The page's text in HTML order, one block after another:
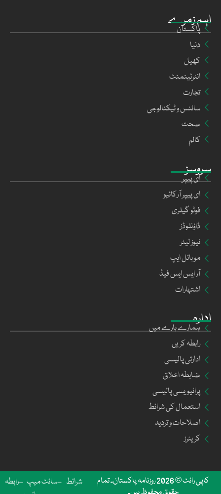
ادارہ
ہمارے بارے میں
رابطہ کریں
ادارتی پالیسی
ضابطہ اخلاق
پرائیویسی پالیسی
استعمال کی شرائط
اصلاحات و تردید
کریئرز
سروسز
ای پیپر
ای پیپر آرکائیو
فوٹو گیلری
ڈاؤنلوڈز
نیوز لیٹر
موبائل ایپ
آر ایس ایس فیڈ
اشتہارات
اہم زمرے
پاکستان
دنیا
کھیل
انٹرٹینمنٹ
تجارت
سائنس و ٹیکنالوجی
صحت
کالم
رابطہ سائٹ میپ
شرائط
کاپی رائٹ © 2026 روزنامہ پاکستان۔ تمام